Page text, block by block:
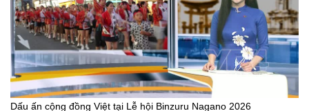
Dấu ấn cộng đồng Việt tại Lễ hội Binzuru Nagano 2026